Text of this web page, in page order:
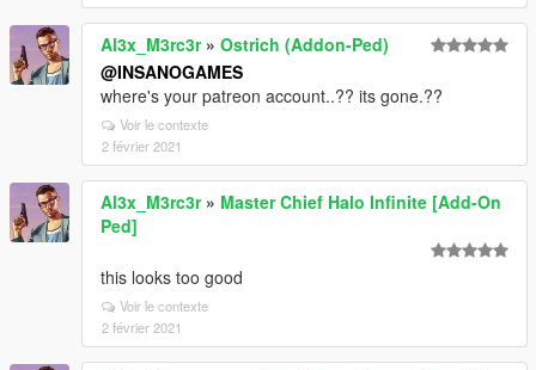
Al3x_M3rc3r» Ostrich (Addon-Ped)
@INSANOGAMES
where's your patreon account..?? its gone.??
Voir le contexte
2 février 2021
Al3x_M3rc3r» Master Chief Halo Infinite [Add-On
Ped]
this looks too good
Voir le contexte
2 février 2021